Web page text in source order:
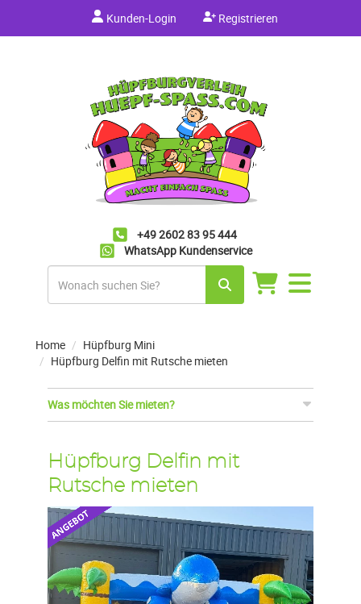
Kunden-Login Registrieren
+49 2602 83 95 444
WhatsApp Kundenservice
Navigation
umschalten
Home
Hüpfburg Mini
Hüpfburg Delfin mit Rutsche mieten
Was möchten Sie mieten?
Hüpfburg Delfin mit
Rutsche mieten